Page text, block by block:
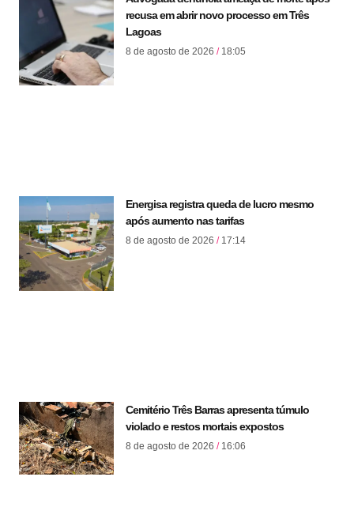
recusa em abrir novo processo em Três
Lagoas
8 de agosto de 2026 18:05
Energisa registra queda de lucro mesmo
após aumento nas tarifas
8 de agosto de 2026 17:14
Cemitério Três Barras apresenta túmulo
violado e restos mortais expostos
8 de agosto de 2026 16:06